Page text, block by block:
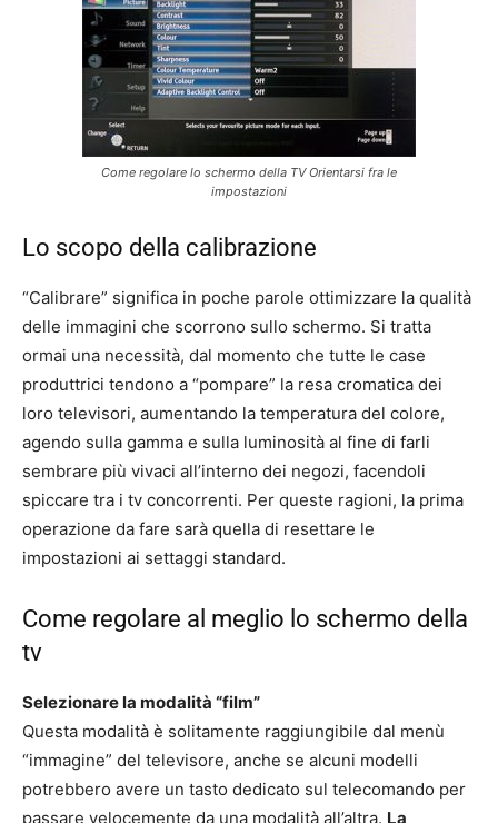
Come regolare lo schermo della TV Orientarsi fra le
impostazioni
Lo scopo della calibrazione
“Calibrare” significa in poche parole ottimizzare la qualità
delle immagini che scorrono sullo schermo. Si tratta
ormai una necessità, dal momento che tutte le case
produttrici tendono a “pompare” la resa cromatica dei
loro televisori, aumentando la temperatura del colore,
agendo sulla gamma e sulla luminosità al fine di farli
sembrare più vivaci all’interno dei negozi, facendoli
spiccare tra i tv concorrenti. Per queste ragioni, la prima
operazione da fare sarà quella di resettare le
impostazioni ai settaggi standard.
Come regolare al meglio lo schermo della
tv
Selezionare la modalità “film”
Questa modalità è solitamente raggiungibile dal menù
“immagine” del televisore, anche se alcuni modelli
potrebbero avere un tasto dedicato sul telecomando per
passare velocemente da una modalità all’altra. La